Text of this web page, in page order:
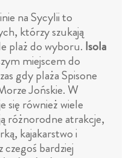
na Sycylii to
którzy szukają
plaż do wyboru. Isola
miejscem do
gdy plaża Spisone
Jońskie. W
się również wiele
różnorodne atrakcje,
kajakarstwo i
bardziej